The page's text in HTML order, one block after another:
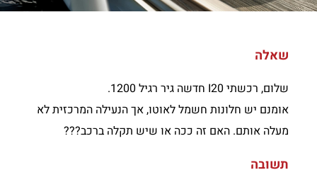
שאלה
שלום, רכשתי I20 חדשה גיר רגיל 1200.
אומנם יש חלונות חשמל לאוטו, אך הנעילה המרכזית לא
מעלה אותם. האם זה ככה או שיש תקלה ברכב???
תשובה